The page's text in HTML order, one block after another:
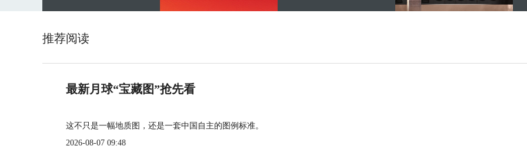
推荐阅读
最新月球“宝藏图”抢先看
这不只是一幅地质图，还是一套中国自主的图例标准。
2026-08-07 09:48